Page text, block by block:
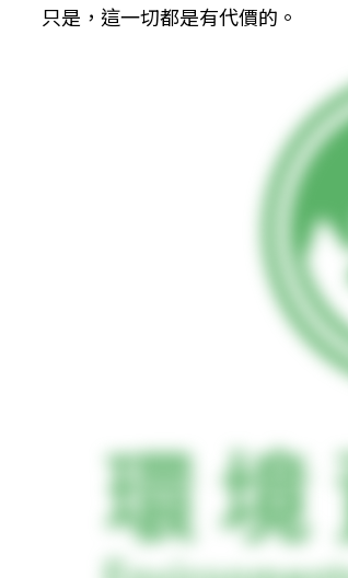
只是，這一切都是有代價的。